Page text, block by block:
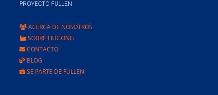
PROYECTO FULLEN
ACERCA DE NOSOTROS
SOBRE LIUGONG
CONTACTO
BLOG
SE PARTE DE FULLEN